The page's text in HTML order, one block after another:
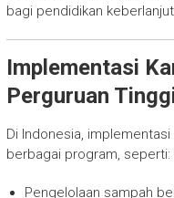
bagi pendidikan
Implementasi
Perguruan
Di Indonesia,
berbagai program, seperti:
Pengelolaan sampah